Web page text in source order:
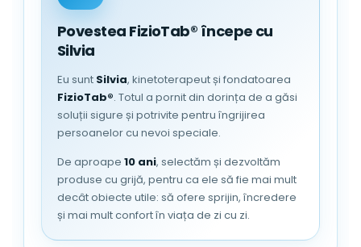
Povestea FizioTab® începe cu
Silvia
Eu sunt Silvia, kinetoterapeut și fondatoarea
FizioTab®. Totul a pornit din dorința de a găsi
soluții sigure și potrivite pentru îngrijirea
persoanelor cu nevoi speciale.
De aproape 10 ani, selectăm și dezvoltăm
produse cu grijă, pentru ca ele să fie mai mult
decât obiecte utile: să ofere sprijin, încredere
și mai mult confort în viața de zi cu zi.